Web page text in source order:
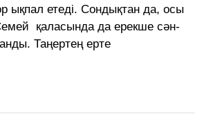
ықпал етеді. Сондықтан да, осы
қаласында да ерекше сән-
Таңертең ерте